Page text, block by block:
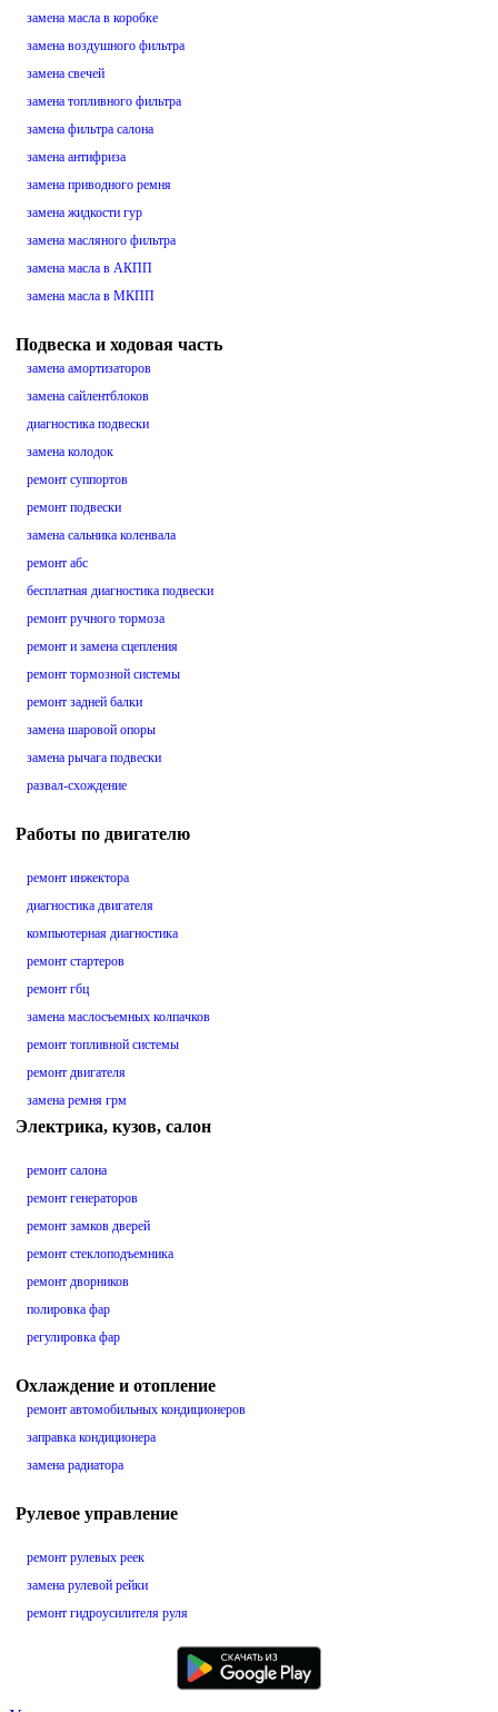
замена масла в коробке
замена воздушного фильтра
замена свечей
замена топливного фильтра
замена фильтра салона
замена антифриза
замена приводного ремня
замена жидкости гур
замена масляного фильтра
замена масла в АКПП
замена масла в МКПП
Подвеска и ходовая часть
замена амортизаторов
замена сайлентблоков
диагностика подвески
замена колодок
ремонт суппортов
ремонт подвески
замена сальника коленвала
ремонт абс
бесплатная диагностика подвески
ремонт ручного тормоза
ремонт и замена сцепления
ремонт тормозной системы
ремонт задней балки
замена шаровой опоры
замена рычага подвески
развал-схождение
Работы по двигателю
ремонт инжектора
диагностика двигателя
компьютерная диагностика
ремонт стартеров
ремонт гбц
замена маслосъемных колпачков
ремонт топливной системы
ремонт двигателя
замена ремня грм
Электрика, кузов, салон
ремонт салона
ремонт генераторов
ремонт замков дверей
ремонт стеклоподъемника
ремонт дворников
полировка фар
регулировка фар
Охлаждение и отопление
ремонт автомобильных кондиционеров
заправка кондиционера
замена радиатора
Рулевое управление
ремонт рулевых реек
замена рулевой рейки
ремонт гидроусилителя руля